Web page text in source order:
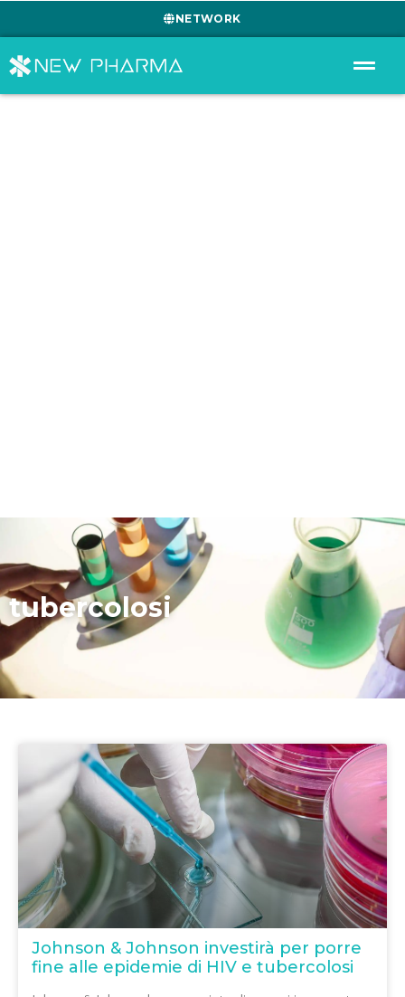
NETWORK
tubercolosi
Johnson & Johnson investirà per porre
fine alle epidemie di HIV e tubercolosi